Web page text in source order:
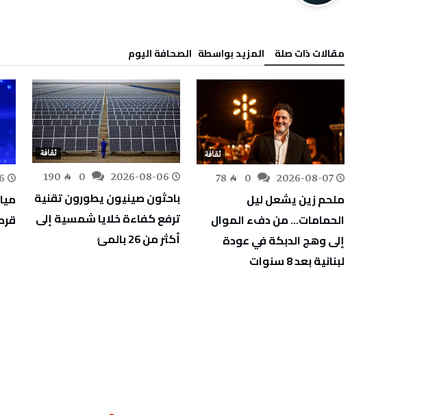
‫مقالات ذات صلة‬ ‫‫المزيد بواسطة‬ ‬ ‭ ‬الصحافة‭ ‬اليوم
ثقافة
2026-08-07
78
ملحم زين يشعل ليل
الحمامات… من دفء الموال
إلى وهج الدبكة في عودة
لبنانية بعد 8 سنوات
ثقافة
2026-08-06
190
باحثون صينيون يطورون تقنية
ترفع كفاءة خلايا شمسية إلى
أكثر من 26 بالمئ